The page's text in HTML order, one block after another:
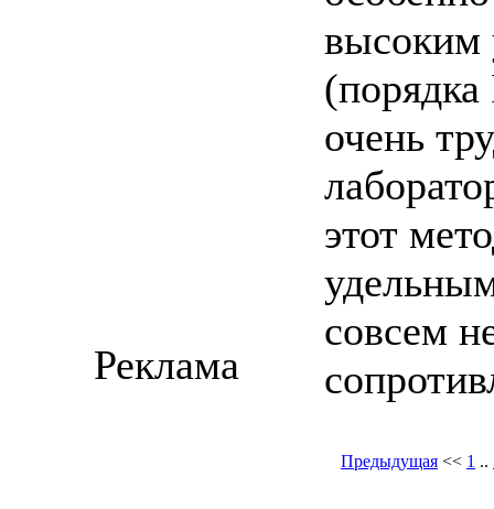
высоким
очень
этот
совсем
Предыдущая << 1 ..
Реклама